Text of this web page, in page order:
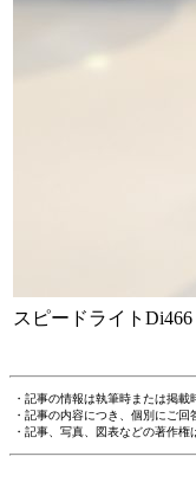
スピードライトDi466
・記事の情報は執筆時または掲
・記事の内容につき、個別にご回
・記事、写真、図表などの著作